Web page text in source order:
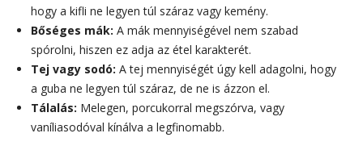
hogy a kifli ne legyen túl száraz vagy kemény.
Bőséges mák: A mák mennyiségével nem szabad
spórolni, hiszen ez adja az étel karakterét.
Tej vagy sodó: A tej mennyiségét úgy kell adagolni, hogy
a guba ne legyen túl száraz, de ne is ázzon el.
Tálalás: Melegen, porcukorral megszórva, vagy
vaníliasodóval kínálva a legfinomabb.